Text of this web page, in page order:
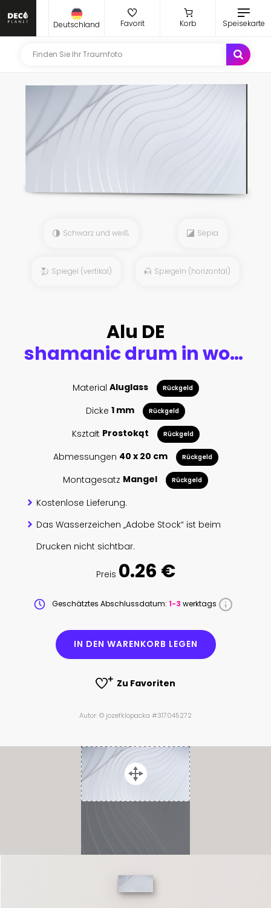
Deutschland Favorit Korb Speisekarte
Schwarz und weiß Sepia
Spiegel (vertikal) Spiegeln (horizontal)
Alu DE
shamanic drum in woman hand and lion.
Material Aluglass Rückgeld
Dicke 1 mm Rückgeld
Kształt Prostokąt Rückgeld
Abmessungen 40 x 20 cm Rückgeld
Montagesatz Mangel Rückgeld
Kostenlose Lieferung.
Das Wasserzeichen „Adobe Stock“ ist beim
Drucken nicht sichtbar.
Preis 0.26 €
Geschätztes Abschlussdatum: 1-3 werktags
IN DEN WARENKORB LEGEN
Zu Favoriten
Autor: © jozefklopacka #317045272